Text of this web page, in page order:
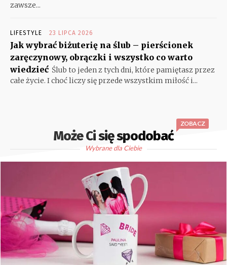
zawsze...
LIFESTYLE 23 LIPCA 2026
Jak wybrać biżuterię na ślub – pierścionek
zaręczynowy, obrączki i wszystko co warto
wiedzieć Ślub to jeden z tych dni, które pamiętasz przez
całe życie. I choć liczy się przede wszystkim miłość i...
Może Ci się spodobać
ZOBACZ
Wybrane dla Ciebie